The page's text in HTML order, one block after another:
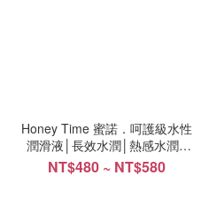
Honey Time 蜜諾．呵護級水性
潤滑液│長效水潤│熱感水潤│
涼感薄荷│緊緻保養 100ml【短
效良品 2027.01】
NT$480 ~ NT$580